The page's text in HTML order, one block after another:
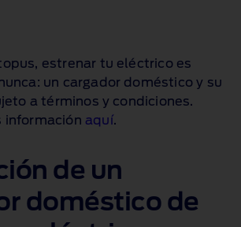
estrenar tu eléctrico es
un cargador doméstico y su
a términos y condiciones.
información aquí.
de un
doméstico de